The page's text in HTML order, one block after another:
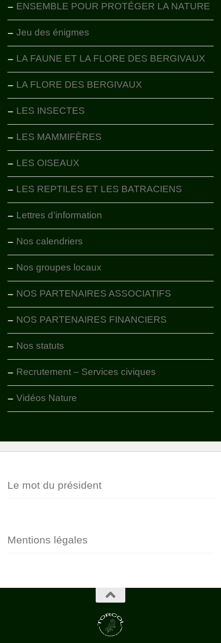
ENSEMBLE POUR PROTÉGER LA NATURE
Jeu des énigmes
LA FAUNE ET LA FLORE DES BERGIVAUX
LA FLORE DES BERGIVAUX
LES INSECTES
LES MAMMIFÈRES
LES OISEAUX
LES REPTILES ET LES BATRACIENS
Lettres d’information
Nos calendriers
Nos groupes locaux
NOS PARTENAIRES ASSOCIATIFS
NOS PARTENAIRES FINANCIERS
Nos statuts
Recrutement – Services civiques
Vidéos Nature
Le mot du président
Mentions légales